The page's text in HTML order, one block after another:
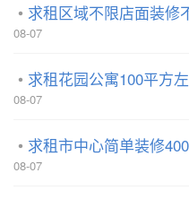
求租区域不限店面装修
08-07
求租花园公寓100平方
08-07
求租市中心简单装修
08-07